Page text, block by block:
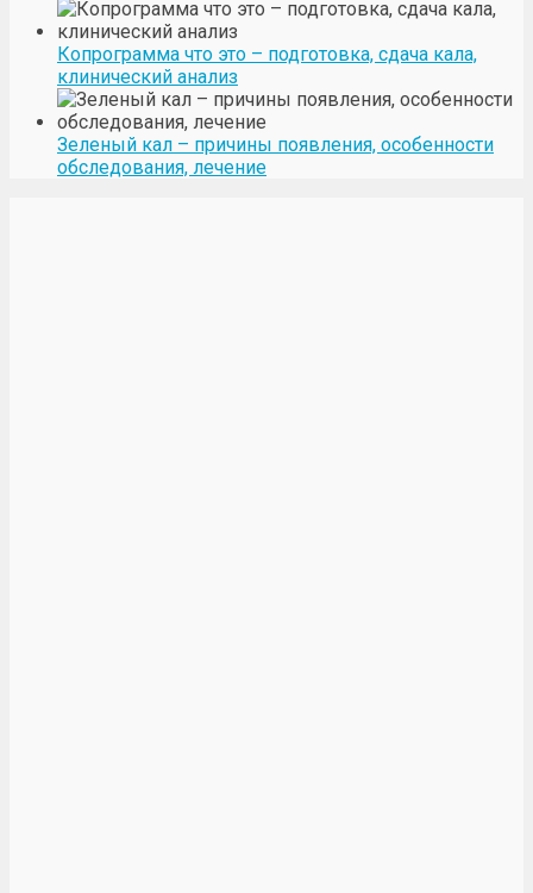
Копрограмма что это – подготовка, сдача кала,
клинический анализ
Зеленый кал – причины появления, особенности
обследования, лечение